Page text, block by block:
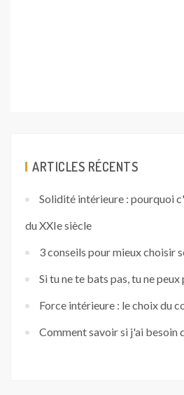
ARTICLES RÉCENTS
Solidité intérieure : pourquoi
du XXIe siècle
3 conseils pour mieux choisir
Si tu ne te bats pas, tu ne peux
Force intérieure : le choix du
Comment savoir si j'ai besoin